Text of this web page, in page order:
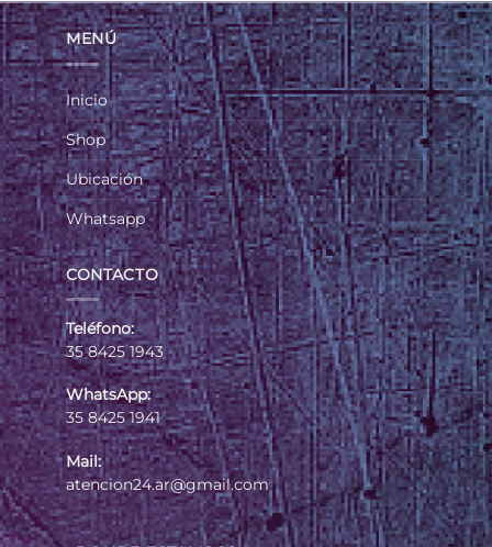
MENÚ
Inicio
Shop
Ubicación
Whatsapp
CONTACTO
Teléfono:
35 8425 1943
WhatsApp:
35 8425 1941
Mail:
atencion24.ar@gmail.com